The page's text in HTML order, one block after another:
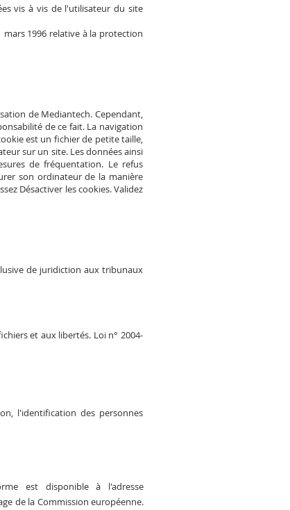
vis à vis de l'utilisateur du site
1996 relative à la protection
de Mediantech. Cependant,
de ce fait. La navigation
est un fichier de petite taille,
sur un site. Les données ainsi
de fréquentation. Le refus
son ordinateur de la manière
Désactiver les cookies. Validez
de juridiction aux tribunaux
et aux libertés. Loi n° 2004-
l'identification des personnes
est disponible à l'adresse
de la Commission européenne.